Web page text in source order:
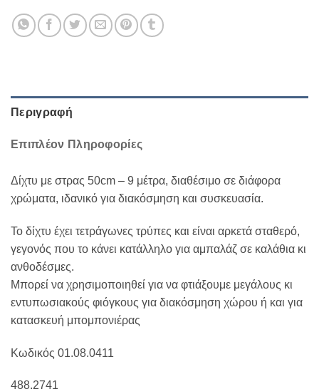
Περιγραφή
Επιπλέον Πληροφορίες
Δίχτυ με στρας 50cm – 9 μέτρα, διαθέσιμο σε διάφορα
χρώματα, ιδανικό για διακόσμηση και συσκευασία.
Το δίχτυ έχει τετράγωνες τρύπες και είναι αρκετά σταθερό,
γεγονός που το κάνει κατάλληλο για αμπαλάζ σε καλάθια κι
ανθοδέσμες.
Μπορεί να χρησιμοποιηθεί για να φτιάξουμε μεγάλους κι
εντυπωσιακούς φιόγκους για διακόσμηση χώρου ή και για
κατασκευή μπομπονιέρας
Κωδικός 01.08.0411
488.2741